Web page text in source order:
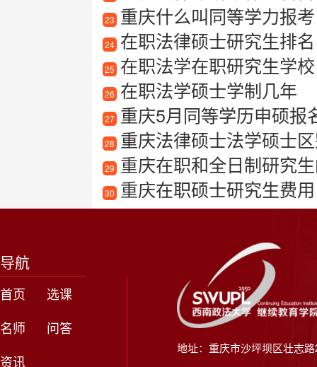
23 重庆什么叫同等学力报考
24 在职法律硕士研究生排名
25 在职法学在职研究生学校
26 在职法学硕士学制几年
27 重庆5月同等学历申硕报
28 重庆法律硕士法学硕士
29 重庆在职和全日制研究
30 重庆在职硕士研究生费用
导航
首页
选课
名师
问答
资讯
地址：重庆市沙坪坝区壮志